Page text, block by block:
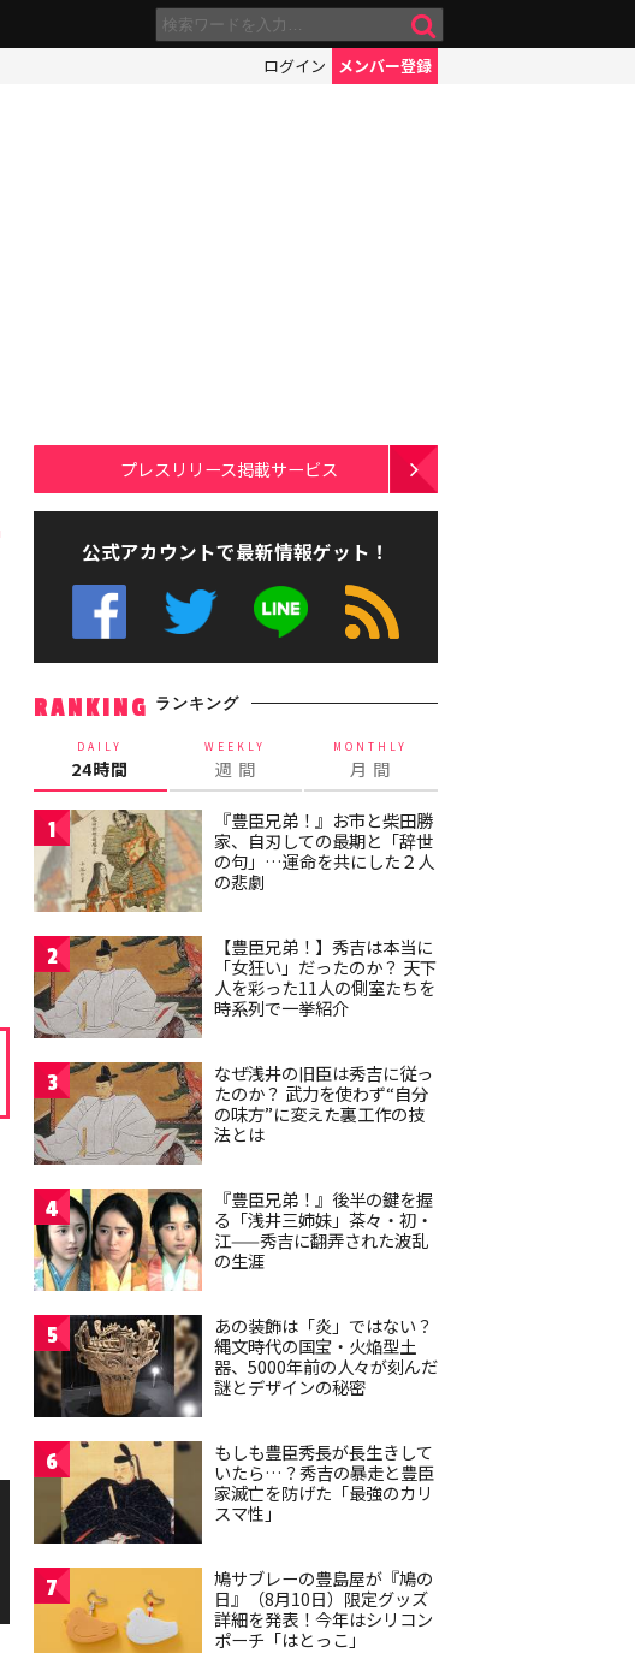
ログイン メンバー登録
プレスリリース掲載サービス
公式アカウントで最新情報ゲット！
RANKING ランキング
DAILY
24時間
WEEKLY
週 間
MONTHLY
月 間
1
『豊臣兄弟！』お市と柴田勝
家、自刃しての最期と「辞世
の句」…運命を共にした２人
の悲劇
2
【豊臣兄弟！】秀吉は本当に
「女狂い」だったのか？ 天下
人を彩った11人の側室たちを
時系列で一挙紹介
3
なぜ浅井の旧臣は秀吉に従っ
たのか？ 武力を使わず“自分
の味方”に変えた裏工作の技
法とは
4
『豊臣兄弟！』後半の鍵を握
る「浅井三姉妹」茶々・初・
江——秀吉に翻弄された波乱
の生涯
5
あの装飾は「炎」ではない？
縄文時代の国宝・火焔型土
器、5000年前の人々が刻んだ
謎とデザインの秘密
6
もしも豊臣秀長が長生きして
いたら…？秀吉の暴走と豊臣
家滅亡を防げた「最強のカリ
スマ性」
7
鳩サブレーの豊島屋が『鳩の
日』（8月10日）限定グッズ
詳細を発表！今年はシリコン
ポーチ「はとっこ」